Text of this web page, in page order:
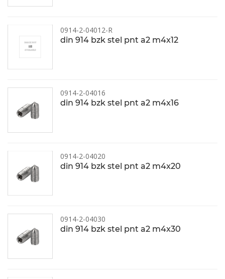
0914-2-04012-R
din 914 bzk stel pnt a2 m4x12
0914-2-04016
din 914 bzk stel pnt a2 m4x16
0914-2-04020
din 914 bzk stel pnt a2 m4x20
0914-2-04030
din 914 bzk stel pnt a2 m4x30